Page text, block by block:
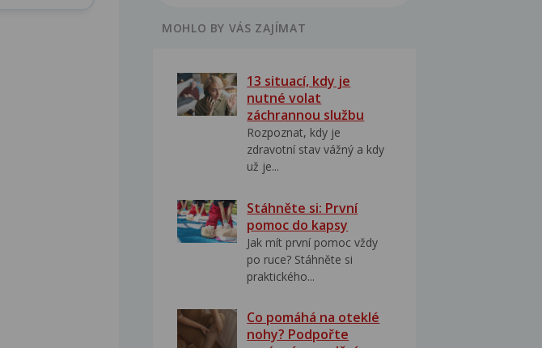
MOHLO BY VÁS ZAJÍMAT
13 situací, kdy je
nutné volat
záchrannou službu
Rozpoznat, kdy je
zdravotní stav vážný a kdy
už je...
Stáhněte si: První
pomoc do kapsy
Jak mít první pomoc vždy
po ruce? Stáhněte si
praktického...
Co pomáhá na oteklé
nohy? Podpořte